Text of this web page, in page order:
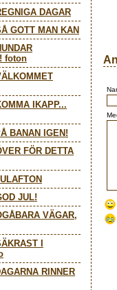
DAGAR
GOTT MAN KAN
foton
IKAPP...
BANAN IGEN!
FÖR DETTA
JUL!
VÄGAR,
I
RINNER